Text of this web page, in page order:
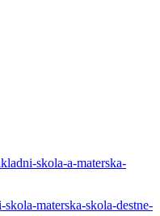
skola-a-materska-
materska-skola-destne-